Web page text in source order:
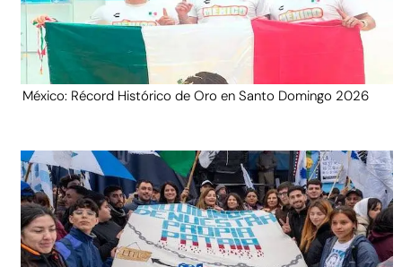
México: Récord Histórico de Oro en Santo Domingo 2026